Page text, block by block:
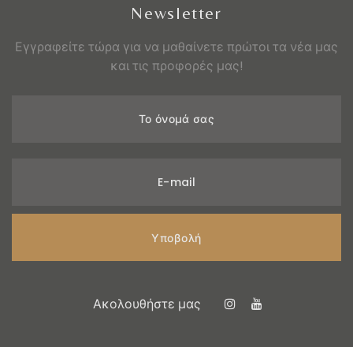
Newsletter
Εγγραφείτε τώρα για να μαθαίνετε πρώτοι τα νέα μας
και τις προφορές μας!
Το όνομά σας
E-mail
Υποβολή
Ακολουθήστε μας